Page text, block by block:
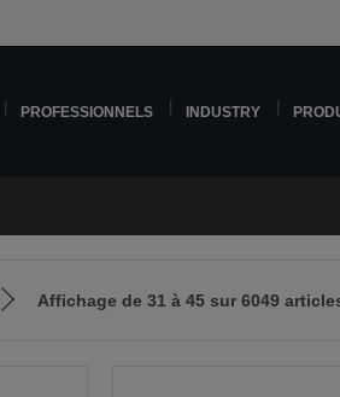
PROFESSIONNELS INDUSTRY
AllerAffichage de 31 à 45 sur 6049